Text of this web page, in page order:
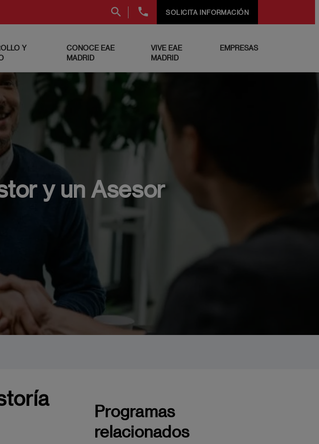
+34
91
SOLICITA INFORMACIÓN
Y
CONOCE EAE
MADRID
VIVE EAE
MADRID
EMPRESAS
y un Asesor
Programas
relacionados